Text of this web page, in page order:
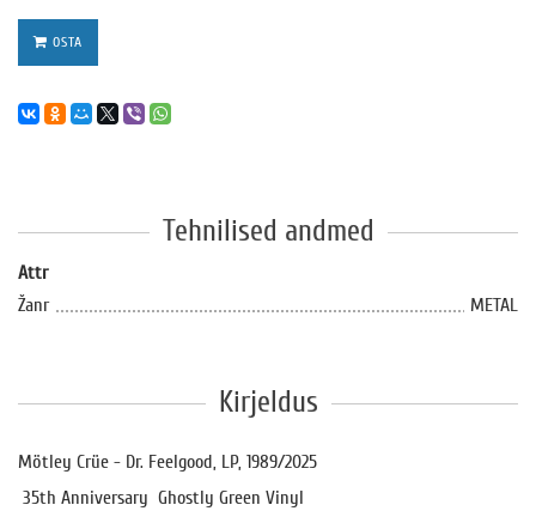
OSTA
Tehnilised andmed
Attr
Žanr
METAL
Kirjeldus
Mötley Crüe - Dr. Feelgood, LP, 1989/2025
35th Anniversary Ghostly Green Vinyl